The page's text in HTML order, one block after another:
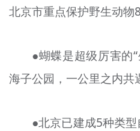
北京市重点保护野生动物
●蝴蝶是超级厉害的
海子公园，一公里之内共
●北京已建成5种类